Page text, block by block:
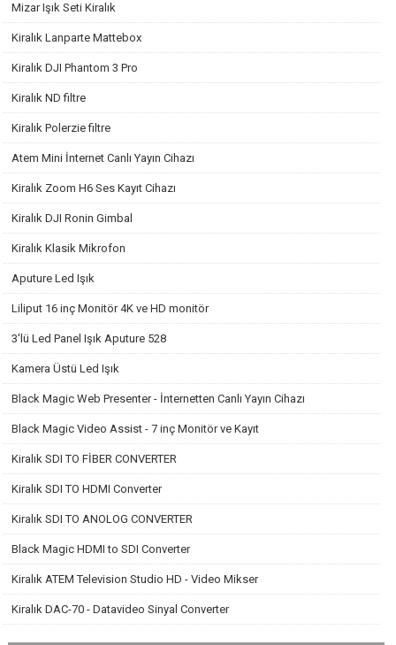
Mizar Işık Seti Kiralık
Kiralık Lanparte Mattebox
Kiralık DJI Phantom 3 Pro
Kiralık ND filtre
Kiralık Polerzie filtre
Atem Mini İnternet Canlı Yayın Cihazı
Kiralık Zoom H6 Ses Kayıt Cihazı
Kiralık DJI Ronin Gimbal
Kiralık Klasik Mikrofon
Aputure Led Işık
Liliput 16 inç Monitör 4K ve HD monitör
3'lü Led Panel Işık Aputure 528
Kamera Üstü Led Işık
Black Magic Web Presenter - İnternetten Canlı Yayın Cihazı
Black Magic Video Assist - 7 inç Monitör ve Kayıt
Kiralık SDI TO FİBER CONVERTER
Kiralık SDI TO HDMI Converter
Kiralık SDI TO ANOLOG CONVERTER
Black Magic HDMI to SDI Converter
Kiralık ATEM Television Studio HD - Video Mikser
Kiralık DAC-70 - Datavideo Sinyal Converter